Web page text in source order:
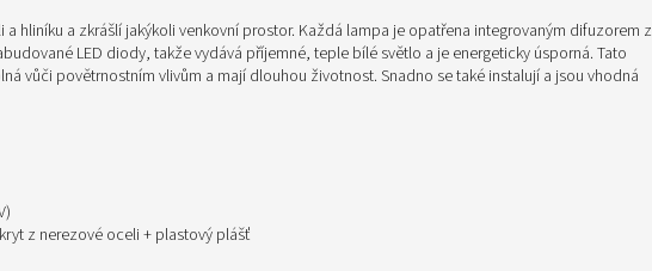
hliníku a zkrášlí jakýkoli venkovní prostor. Každá lampa je opatřena integrovaným difuzorem z
LED diody, takže vydává příjemné, teple bílé světlo a je energeticky úsporná. Tato
vůči povětrnostním vlivům a mají dlouhou životnost. Snadno se také instalují a jsou vhodná
z nerezové oceli + plastový plášť